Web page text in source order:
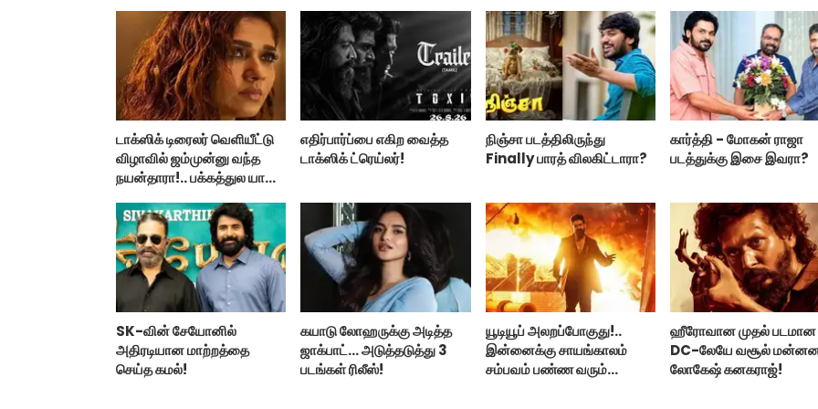
டாக்ஸிக் டிரைலர் வெளியீட்டு
விழாவில் ஜம்முன்னு வந்த
நயன்தாரா!.. பக்கத்துல யாரு
எதிர்பார்ப்பை எகிற வைத்த
டாக்ஸிக் ட்ரெய்லர்!
நிஞ்சா படத்திலிருந்து
Finally பாரத் விலகிட்டாரா?
கார்த்தி - மோகன் ராஜா
படத்துக்கு இசை இவரா?
SK-வின் சேயோனில்
அதிரடியான மாற்றத்தை
செய்த கமல்!
கயாடு லோஹருக்கு அடித்த
ஜாக்பாட்... அடுத்தடுத்து 3
படங்கள் ரிலீஸ்!
யூடியூப் அலறப்போகுது!..
இன்னைக்கு சாயங்காலம்
சம்பவம் பண்ண வரும்
ஹீரோவான முதல் படமான
DC-லேயே வசூல்
லோகேஷ் கனகராஜ்!